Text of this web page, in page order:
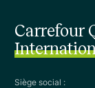
Carrefour
Siège social :